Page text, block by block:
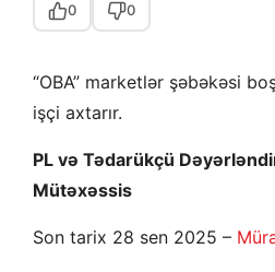
0 0
“OBA” marketlər şəbəkəsi
işçi axtarır.
PL və Tədarükçü
Mütəxəssis
Son tarix 28 sen 2025 –